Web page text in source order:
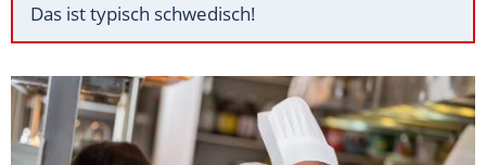
Das ist typisch schwedisch!